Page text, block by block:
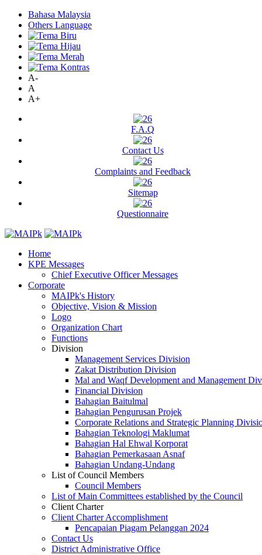
Bahasa Malaysia
Others Language
A-
A
A+
F.A.Q
Contact Us
Complaints and Feedback
Sitemap
Questionnaire
Home
KPE Messages
Chief Executive Officer Messages
Corporate
MAIPk's History
Objective, Vision & Mission
Logo
Organization Chart
Functions
Division
Management Services Division
Zakat Distribution Division
Mal and Waqf Development and Management
Financial Division
Bahagian Baitulmal
Bahagian Pengurusan Projek
Corporate Relations and Strategic Planning
Bahagian Teknologi Maklumat
Bahagian Hal Ehwal Korporat
Bahagian Pemerkasaan Asnaf
Bahagian Undang-Undang
List of Council Members
Council Members
List of Main Committees established by the Council
Client Charter
Client Charter Accomplishment
Pencapaian Piagam Pelanggan 2024
Contact Us
District Administrative Office